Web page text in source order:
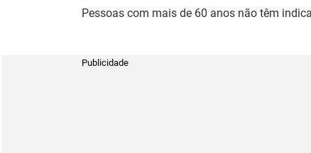
Pessoas com mais de 60 anos não têm
Publicidade